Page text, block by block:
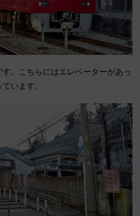
。こちらにはエレベーターがあっ
います。